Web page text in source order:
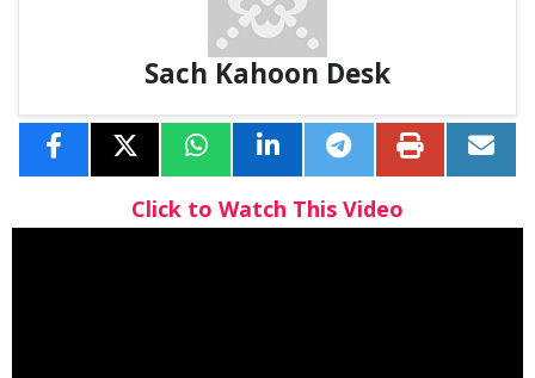
Sach Kahoon Desk
Click to Watch This Video